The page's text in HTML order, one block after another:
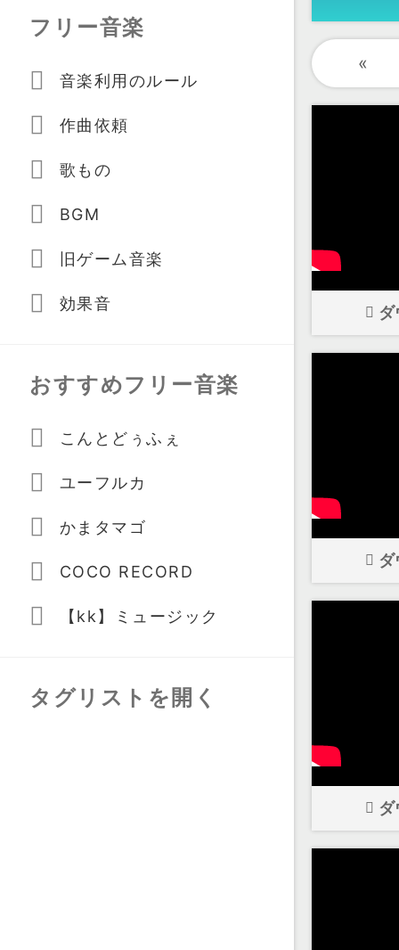
«
ダ
ダ
ダ
フリー音楽
音楽利用のルール
作曲依頼
歌もの
BGM
旧ゲーム音楽
効果音
おすすめフリー音楽
こんとどぅふぇ
ユーフルカ
かまタマゴ
COCO RECORD
【kk】ミュージック
タグリストを開く